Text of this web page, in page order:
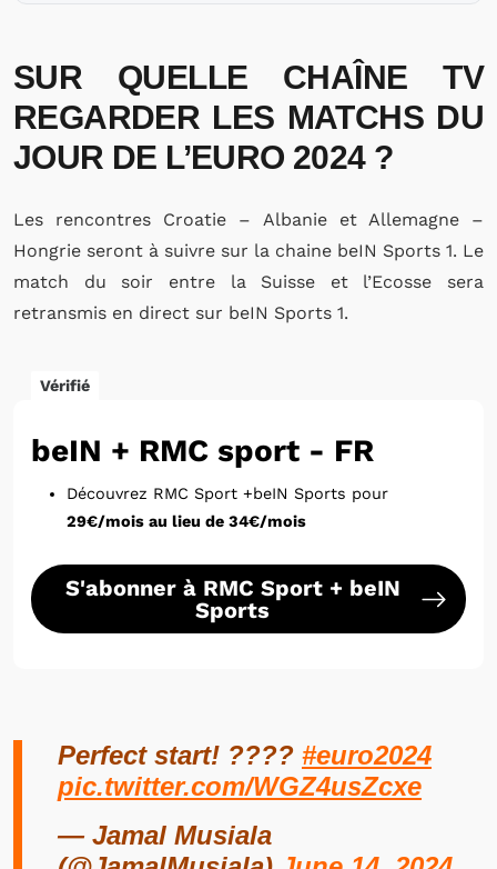
SUR QUELLE CHAÎNE TV
REGARDER LES MATCHS DU
JOUR DE L’EURO 2024 ?
Les rencontres Croatie – Albanie et Allemagne –
Hongrie seront à suivre sur la chaine beIN Sports 1. Le
match du soir entre la Suisse et l’Ecosse sera
retransmis en direct sur beIN Sports 1.
Vérifié
beIN + RMC sport - FR
Découvrez RMC Sport +beIN Sports pour
29€/mois au lieu de 34€/mois
S'abonner à RMC Sport + beIN
Sports
Perfect start! ???? #euro2024
pic.twitter.com/WGZ4usZcxe
— Jamal Musiala